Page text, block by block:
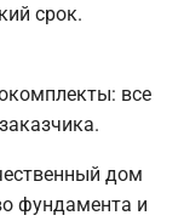
срок.
все
дом
фундамента и